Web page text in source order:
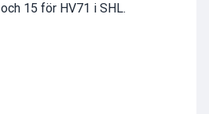
och 15 för HV71 i SHL.